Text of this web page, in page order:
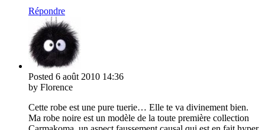
Répondre
Posted 6 août 2010 14:36
by Florence
Cette robe est une pure tuerie… Elle te va divinement bien.
Ma robe noire est un modèle de la toute première collection